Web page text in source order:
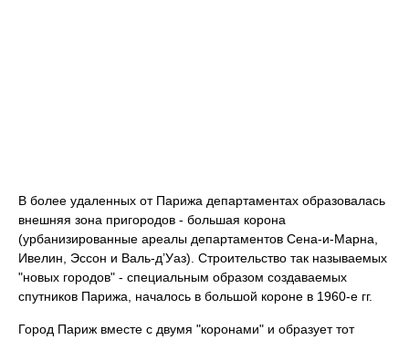
В более удаленных от Парижа департаментах образовалась
внешняя зона пригородов - большая корона
(урбанизированные ареалы департаментов Сена‑и‑Марна,
Ивелин, Эссон и Валь-д’Уаз). Строительство так называемых
"новых городов" - специальным образом создаваемых
спутников Парижа, началось в большой короне в 1960-е гг.
Город Париж вместе с двумя "коронами" и образует тот